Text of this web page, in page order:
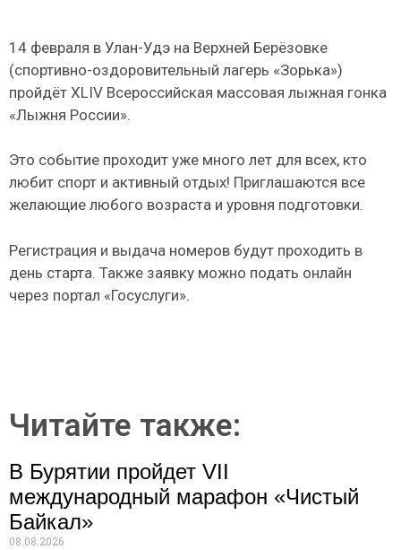
14 февраля в Улан-Удэ на Верхней Берёзовке
(спортивно-оздоровительный лагерь «Зорька»)
пройдёт XLIV Всероссийская массовая лыжная гонка
«Лыжня России».
Это событие проходит уже много лет для всех, кто
любит спорт и активный отдых! Приглашаются все
желающие любого возраста и уровня подготовки.
Регистрация и выдача номеров будут проходить в
день старта. Также заявку можно подать онлайн
через портал «Госуслуги».
Читайте также:
В Бурятии пройдет VII
международный марафон «Чистый
Байкал»
08.08.2026